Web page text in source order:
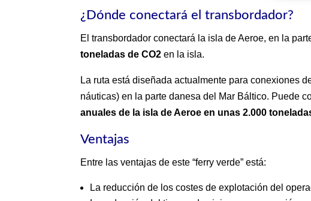
¿Dónde conectará el transbordador?
El transbordador conectará la isla de Aeroe, en la
toneladas de CO2 en la isla.
La ruta está diseñada actualmente para conexiones
náuticas) en la parte danesa del Mar Báltico. Puede
anuales de la isla de Aeroe en unas 2.000
Ventajas
Entre las ventajas de este “ferry verde” está:
La reducción de los costes de explotación del